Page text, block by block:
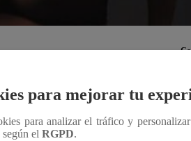
por usar un sexy vestido
mensaje que no tardó en
para mejorar tu
para analizar el tráfico y
según el RGPD.